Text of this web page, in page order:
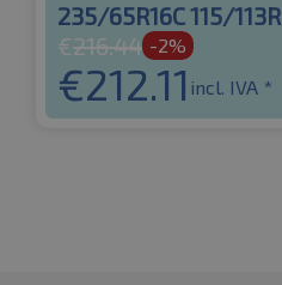
235/65R16C 115/113R
€216.44 -2%
€212.11 incl. IVA *